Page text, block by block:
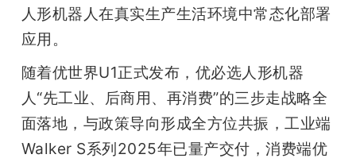
人形机器人在真实生产生活环境中常态化部署
应用。
随着优世界U1正式发布，优必选人形机器
人“先工业、后商用、再消费”的三步走战略全
面落地，与政策导向形成全方位共振，工业端
Walker S系列2025年已量产交付，消费端优